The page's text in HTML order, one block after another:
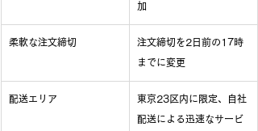
加
柔軟な注文締切 注文締切を2日前の17時
までに変更
配送エリア 東京23区内に限定、自社
配送による迅速なサービ